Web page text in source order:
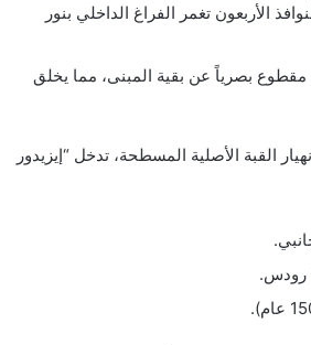
الأربعون تغمر الفراغ الداخلي بنور
مقطوع بصرياً عن بقية المبنى، مما يخلق
أدى لانهيار القبة الأصلية المسطحة، تدخل “إيزيدور
رودس.